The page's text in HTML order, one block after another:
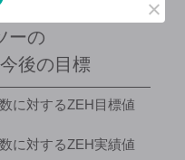
ーの
後の目標
に対するZEH目標値
に対するZEH実績値